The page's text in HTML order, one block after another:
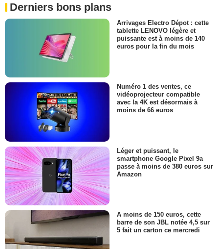
Derniers bons plans
Arrivages Electro Dépot : cette
tablette LENOVO légère et
puissante est à moins de 140
euros pour la fin du mois
Numéro 1 des ventes, ce
vidéoprojecteur compatible
avec la 4K est désormais à
moins de 66 euros
Léger et puissant, le
smartphone Google Pixel 9a
passe à moins de 380 euros sur
Amazon
A moins de 150 euros, cette
barre de son JBL notée 4,5 sur
5 fait un carton ce mercredi